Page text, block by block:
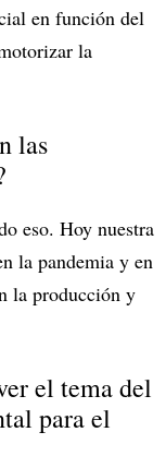
en función del
la
las
eso. Hoy nuestra
la pandemia y en
la producción y
el tema del
para el